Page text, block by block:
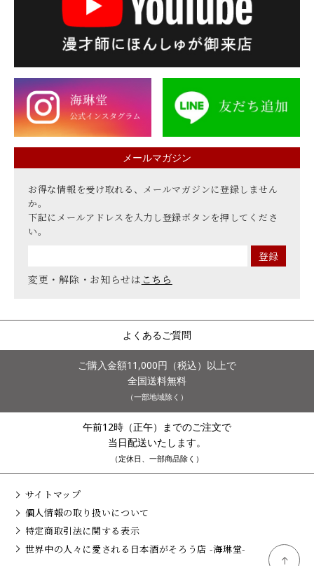
メールマガジン
お得な情報を受け取れる、メールマガジンに登録しません
か。
下記にメールアドレスを入力し登録ボタンを押してくださ
い。
変更・解除・お知らせは こちら
よくあるご質問
ご購入金額11,000円（税込）以上で
全国送料無料
（一部地域除く）
午前12時（正午）までのご注文で
当日配送いたします。
（定休日、一部商品除く）
サイトマップ
個人情報の取り扱いについて
特定商取引法に関する表示
世界中の人々に愛される日本酒がそろう店 -海琳堂-